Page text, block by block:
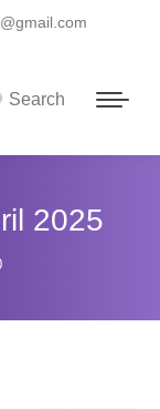
Search
2025